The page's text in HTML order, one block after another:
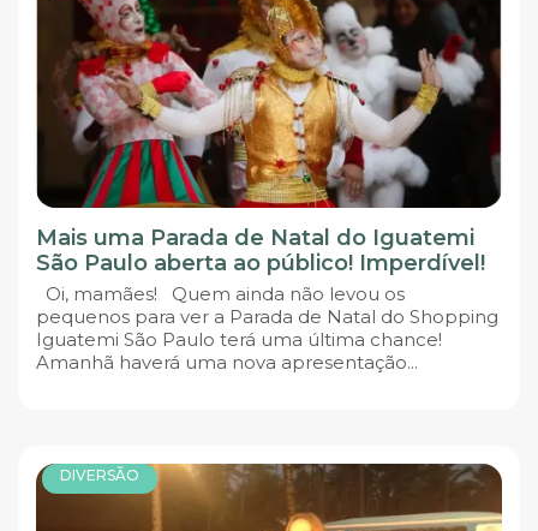
Mais uma Parada de Natal do Iguatemi
São Paulo aberta ao público! Imperdível!
Oi, mamães! Quem ainda não levou os
pequenos para ver a Parada de Natal do Shopping
Iguatemi São Paulo terá uma última chance!
Amanhã haverá uma nova apresentação...
DIVERSÃO